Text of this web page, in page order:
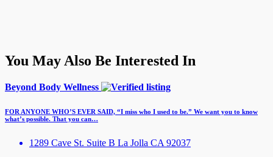
You May Also Be Interested In
Beyond Body Wellness
FOR ANYONE WHO’S EVER SAID, “I miss who I used to be.” We want you to know
what’s possible. That you can…
1289 Cave St. Suite B La Jolla CA 92037